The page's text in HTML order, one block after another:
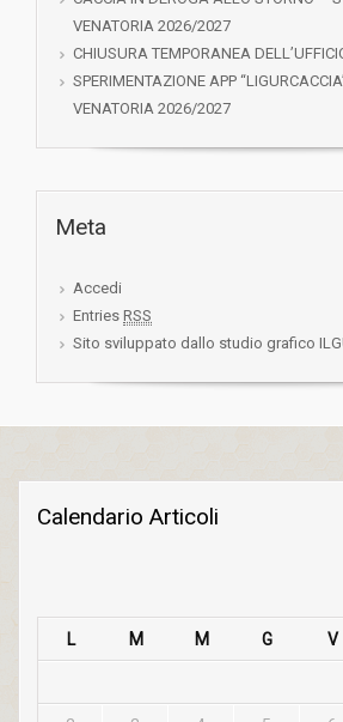
VENATORIA 2026/2027
CHIUSURA TEMPORANEA
SPERIMENTAZIONE APP
VENATORIA 2026/2027
Meta
Accedi
Entries RSS
Sito sviluppato dallo studio grafico
Calendario Articoli
L M M G V